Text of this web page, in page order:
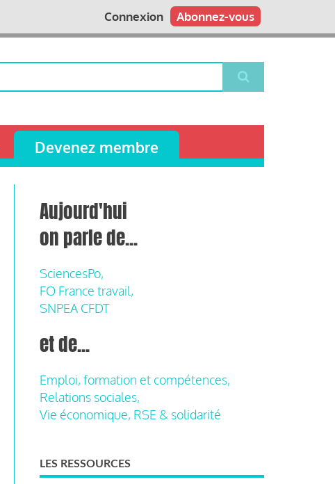
Abonnez-vous
Connexion
Devenez membre
Aujourd'hui
on parle de...
SciencesPo,
FO France travail,
SNPEA CFDT
et de...
Emploi, formation et compétences,
Relations sociales,
Vie économique, RSE & solidarité
LES RESSOURCES